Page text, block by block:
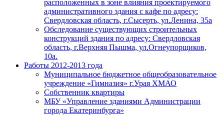
расположенных в зоне влияния проектируемого
административного здания с кафе по адресу:
Свердловская область, г.Сысерть, ул.Ленина, 35а
Обследование существующих строительных
конструкций здания по адресу: Свердловская
область, г.Верхняя Пышма, ул.Огнеупорщиков,
10а.
Работы 2012-2013 года
Муниципальное бюджетное общеобразовательное
учреждение «Гимназия» г.Урая ХМАО
Собственник квартиры
МБУ «Управление зданиями Администрации
города Екатеринбурга»